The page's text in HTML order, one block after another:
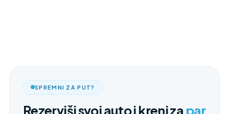
SPREMNI ZA PUT?
Rezerviši svoj auto i kreni za par